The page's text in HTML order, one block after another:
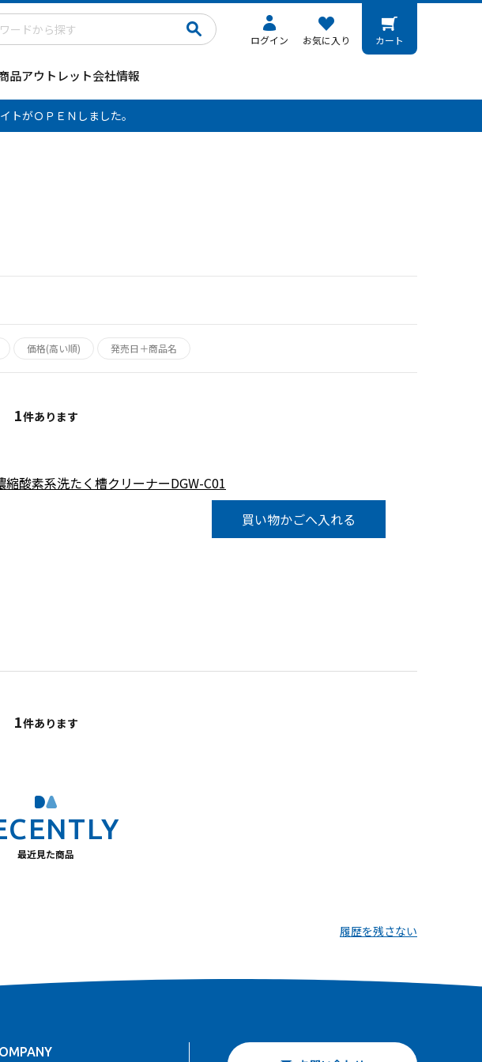
ログイン お気に入り カート
品アウトレット会社情報
トがＯＰＥＮしました。
価格(高い順) 発売日＋商品名
1件あります
酸素系洗たく槽クリーナーDGW-C01
買い物かごへ入れる
1件あります
最近見た商品
履歴を残さない